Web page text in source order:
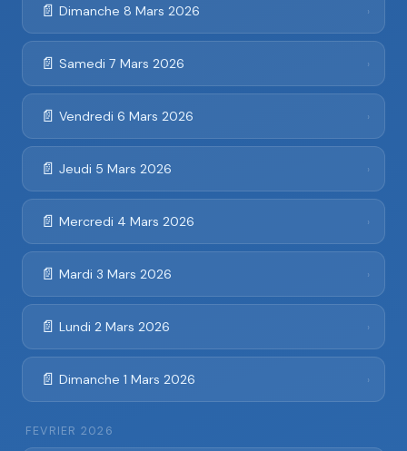
📄 Dimanche 8 Mars 2026 ›
📄 Samedi 7 Mars 2026 ›
📄 Vendredi 6 Mars 2026 ›
📄 Jeudi 5 Mars 2026 ›
📄 Mercredi 4 Mars 2026 ›
📄 Mardi 3 Mars 2026 ›
📄 Lundi 2 Mars 2026 ›
📄 Dimanche 1 Mars 2026 ›
FEVRIER 2026